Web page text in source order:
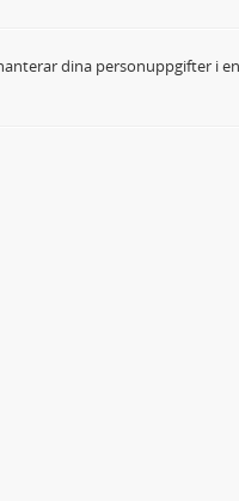
dina personuppgifter i